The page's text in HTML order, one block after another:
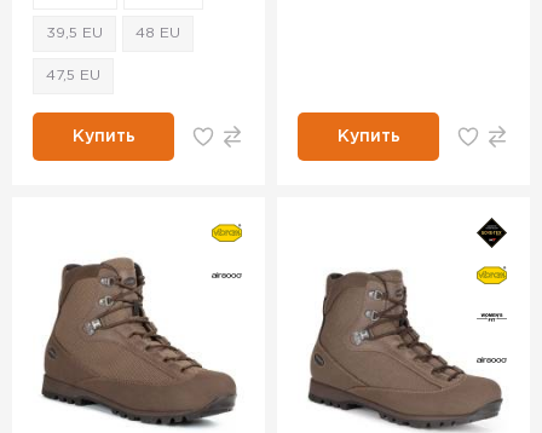
39,5 EU 48 EU
47,5 EU
Купить Купить